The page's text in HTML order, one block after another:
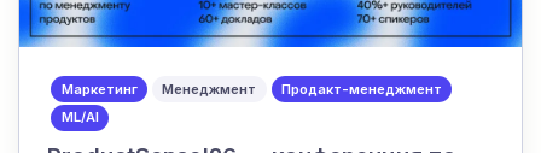
Маркетинг Менеджмент
Продакт-менеджмент
ML/AI